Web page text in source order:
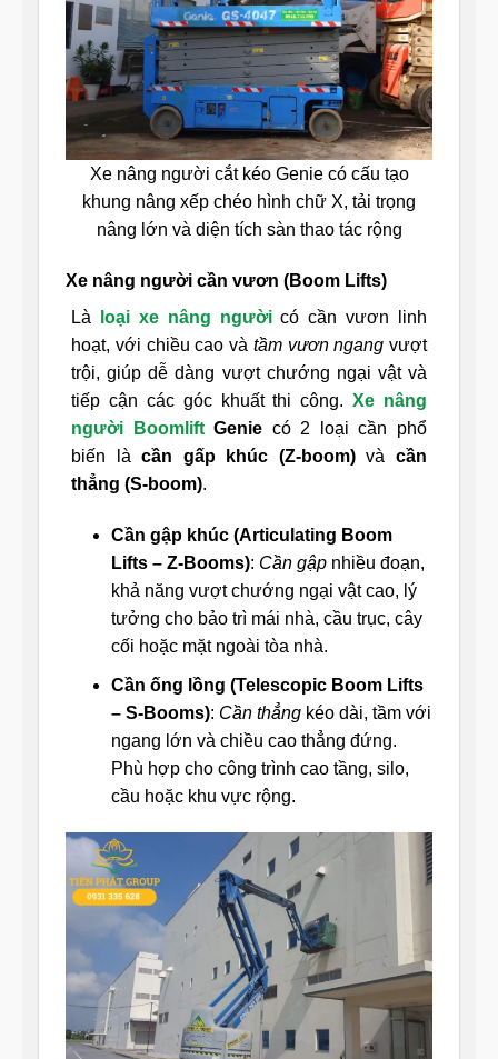
Xe nâng người cắt kéo Genie có cấu tạo
khung nâng xếp chéo hình chữ X, tải trọng
nâng lớn và diện tích sàn thao tác rộng
Xe nâng người cần vươn (Boom Lifts)
Là
loại xe nâng người có cần vươn linh
hoạt, với chiều cao và tầm vươn ngang vượt
trội, giúp dễ dàng vượt chướng ngại vật và
tiếp cận các góc khuất thi công.Xe nâng
người BoomliftGenie có 2 loại cần phổ
biến làcần gấp khúc (Z-boom)vàcần
thẳng (S-boom).
Cần gập khúc (Articulating Boom
Lifts – Z-Booms): Cần gậpnhiều đoạn,
khả năng vượt chướng ngại vật cao, lý
tưởng cho bảo trì mái nhà, cầu trục, cây
cối hoặc mặt ngoài tòa nhà.
Cần ống lồng (Telescopic Boom Lifts
– S-Booms): Cần thẳngkéo dài, tầm với
ngang lớn và chiều cao thẳng đứng.
Phù hợp cho công trình cao tầng, silo,
cầu hoặc khu vực rộng.